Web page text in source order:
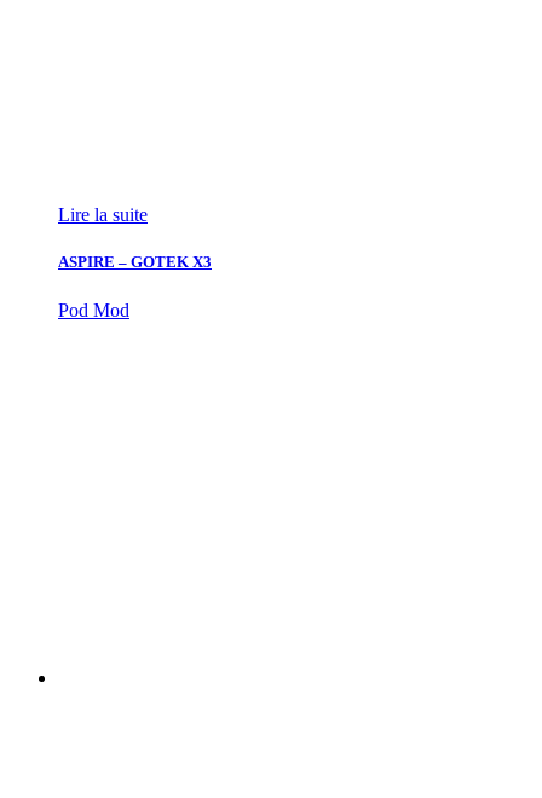
Lire la suite
ASPIRE – GOTEK X3
Pod Mod